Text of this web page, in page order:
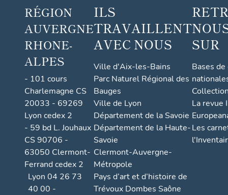
RÉGION
AUVERGNE
RHONE-
ALPES
- 101 cours
Charlemagne CS
20033 - 69269
Lyon cedex 2
- 59 bd L. Jouhaux
CS 90706 -
63050 Clermont-
Ferrand cedex 2
Lyon 04 26 73
40 00 -
ILS
TRAVAILLENT
AVEC NOUS
Ville d'Aix-les-Bains
Parc Naturel Régional des
Bauges
Ville de Lyon
Département de la Savoie
Département de la Haute-
Savoie
Clermont-Auvergne-
Métropole
Pays d’art et d’histoire de
Trévoux Dombes Saône
SUR
Bases
La revue
Les